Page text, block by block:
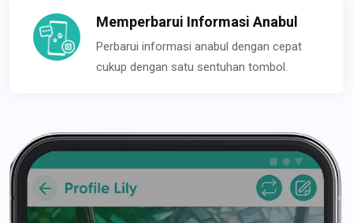
Memperbarui Informasi Anabul
Perbarui informasi anabul dengan cepat
cukup dengan satu sentuhan tombol.